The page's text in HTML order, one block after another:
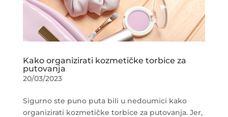
Kako organizirati kozmetičke torbice za
putovanja
20/03/2023
Sigurno ste puno puta bili u nedoumici kako
organizirati kozmetičke torbice za putovanja. Jer,